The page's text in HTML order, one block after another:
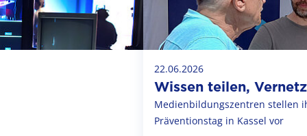
22.06.2026
Wissen teilen,
Medienbildungszentren stellen
Präventionstag in Kassel vor